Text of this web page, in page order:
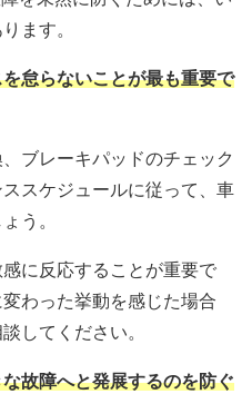
ます。
怠らないことが最も重要で
ブレーキパッドのチェック
スケジュールに従って、車
う。
に反応することが重要で
わった挙動を感じた場合
してください。
故障へと発展するのを防ぐ